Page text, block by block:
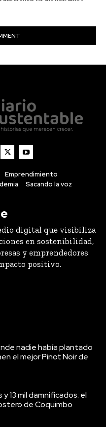
Emprendimiento
Sacando la voz
digital que visibiliza
en sostenibilidad,
y emprendedores
positivo.
nadie había plantado
el mejor Pinot Noir de
13 mil damnificados: el
de Coquimbo